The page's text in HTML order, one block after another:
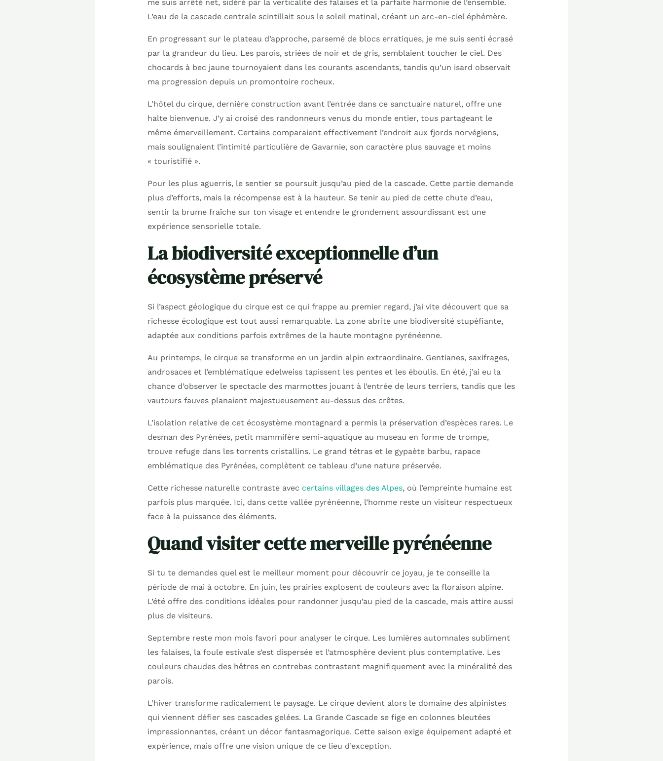
me suis arrêté net, sidéré par la verticalité des falaises et la parfaite harmonie de l’ensemble.
L’eau de la cascade centrale scintillait sous le soleil matinal, créant un arc-en-ciel éphémère.
En progressant sur le plateau d’approche, parsemé de blocs erratiques, je me suis senti écrasé
par la grandeur du lieu. Les parois, striées de noir et de gris, semblaient toucher le ciel. Des
chocards à bec jaune tournoyaient dans les courants ascendants, tandis qu’un isard observait
ma progression depuis un promontoire rocheux.
L’hôtel du cirque, dernière construction avant l’entrée dans ce sanctuaire naturel, offre une
halte bienvenue. J’y ai croisé des randonneurs venus du monde entier, tous partageant le
même émerveillement. Certains comparaient effectivement l’endroit aux fjords norvégiens,
mais soulignaient l’intimité particulière de Gavarnie, son caractère plus sauvage et moins
« touristifié ».
Pour les plus aguerris, le sentier se poursuit jusqu’au pied de la cascade. Cette partie demande
plus d’efforts, mais la récompense est à la hauteur. Se tenir au pied de cette chute d’eau,
sentir la brume fraîche sur ton visage et entendre le grondement assourdissant est une
expérience sensorielle totale.
La biodiversité exceptionnelle d’un
écosystème préservé
Si l’aspect géologique du cirque est ce qui frappe au premier regard, j’ai vite découvert que sa
richesse écologique est tout aussi remarquable. La zone abrite une biodiversité stupéfiante,
adaptée aux conditions parfois extrêmes de la haute montagne pyrénéenne.
Au printemps, le cirque se transforme en un jardin alpin extraordinaire. Gentianes, saxifrages,
androsaces et l’emblématique edelweiss tapissent les pentes et les éboulis. En été, j’ai eu la
chance d’observer le spectacle des marmottes jouant à l’entrée de leurs terriers, tandis que les
vautours fauves planaient majestueusement au-dessus des crêtes.
L’isolation relative de cet écosystème montagnard a permis la préservation d’espèces rares. Le
desman des Pyrénées, petit mammifère semi-aquatique au museau en forme de trompe,
trouve refuge dans les torrents cristallins. Le grand tétras et le gypaète barbu, rapace
emblématique des Pyrénées, complètent ce tableau d’une nature préservée.
Cette richesse naturelle contraste avec certains villages des Alpes, où l’empreinte humaine est
parfois plus marquée. Ici, dans cette vallée pyrénéenne, l’homme reste un visiteur respectueux
face à la puissance des éléments.
Quand visiter cette merveille pyrénéenne
Si tu te demandes quel est le meilleur moment pour découvrir ce joyau, je te conseille la
période de mai à octobre. En juin, les prairies explosent de couleurs avec la floraison alpine.
L’été offre des conditions idéales pour randonner jusqu’au pied de la cascade, mais attire aussi
plus de visiteurs.
Septembre reste mon mois favori pour analyser le cirque. Les lumières automnales subliment
les falaises, la foule estivale s’est dispersée et l’atmosphère devient plus contemplative. Les
couleurs chaudes des hêtres en contrebas contrastent magnifiquement avec la minéralité des
parois.
L’hiver transforme radicalement le paysage. Le cirque devient alors le domaine des alpinistes
qui viennent défier ses cascades gelées. La Grande Cascade se fige en colonnes bleutées
impressionnantes, créant un décor fantasmagorique. Cette saison exige équipement adapté et
expérience, mais offre une vision unique de ce lieu d’exception.